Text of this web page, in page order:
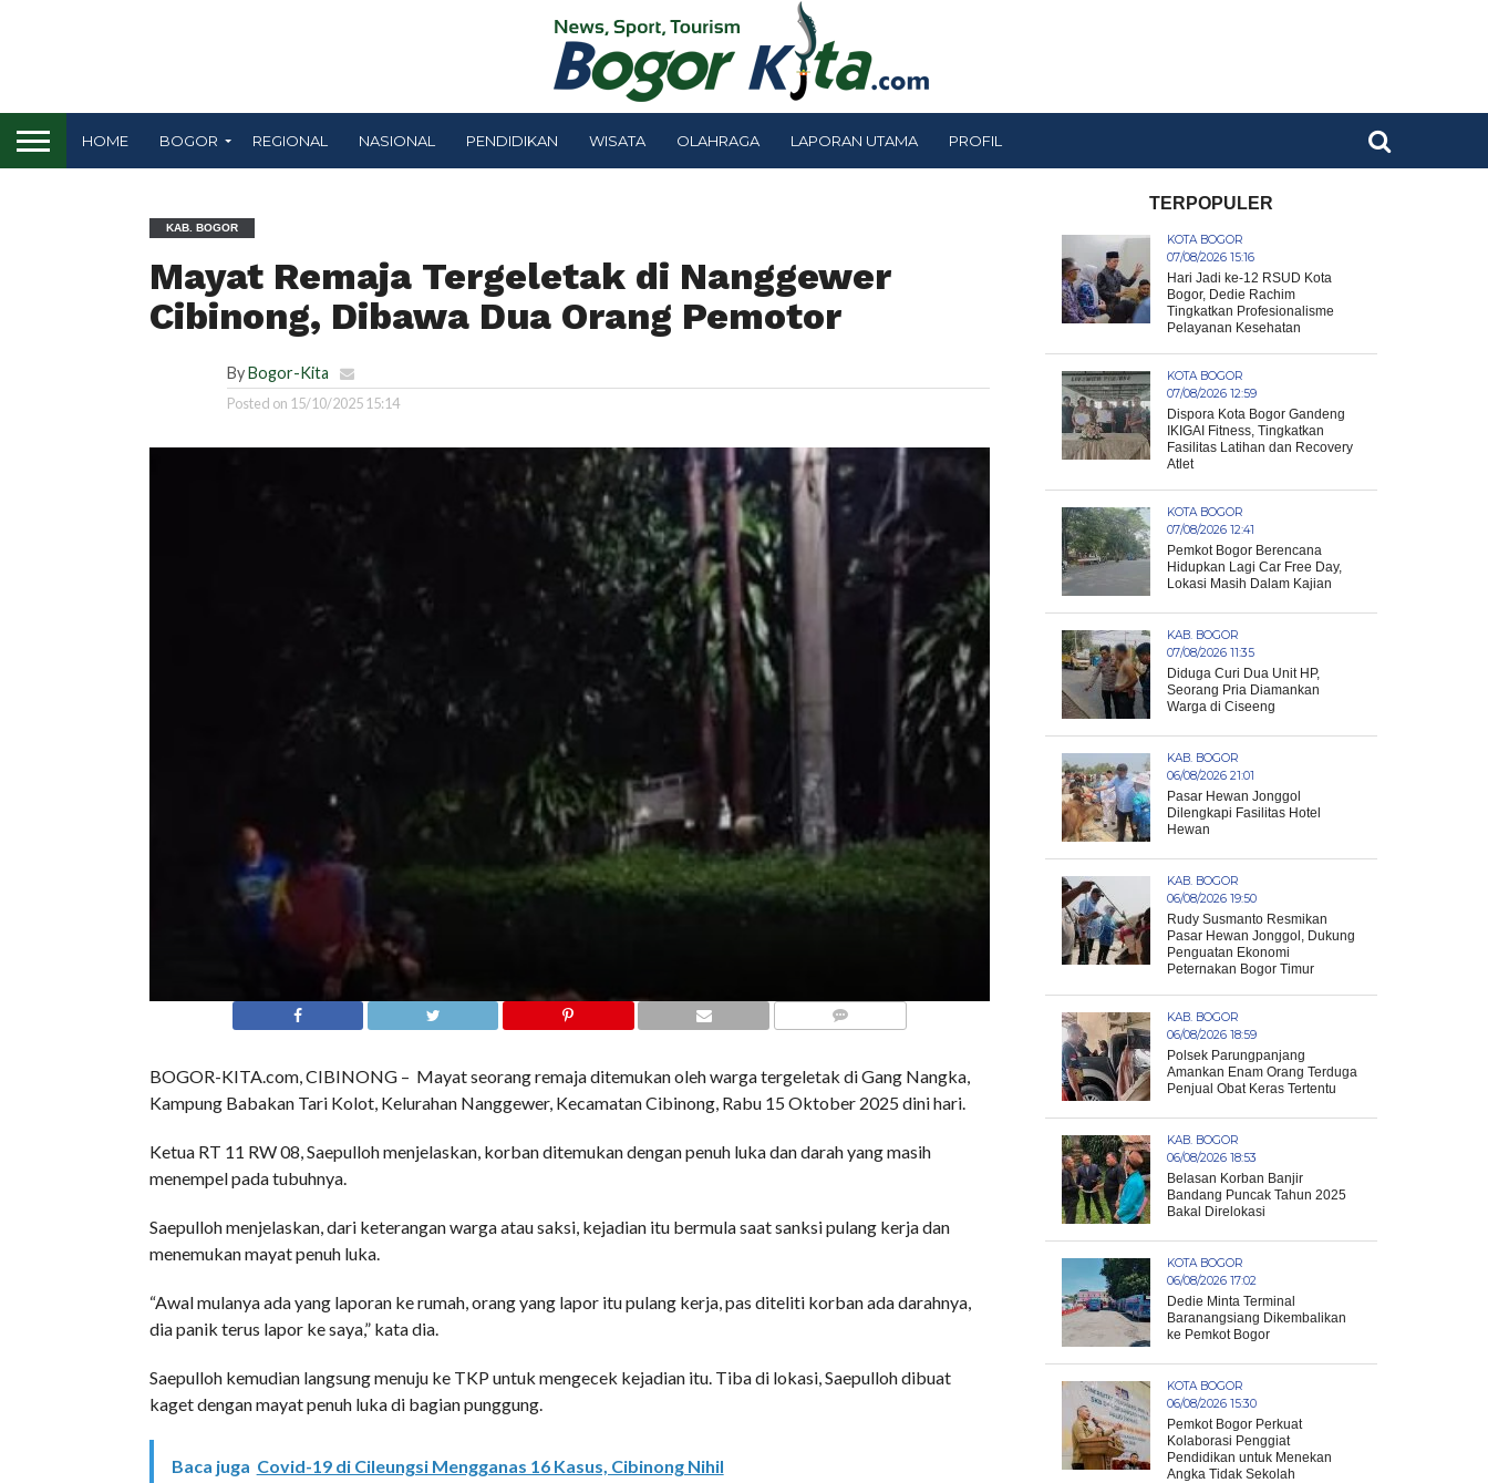
HOME BOGOR REGIONAL NASIONAL PENDIDIKAN WISATA OLAHRAGA LAPORAN UTAMA PROFIL
KAB. BOGOR
Mayat Remaja Tergeletak di Nanggewer
Cibinong, Dibawa Dua Orang Pemotor
ByBogor-Kita
Posted on 15/10/2025 15:14
BOGOR-KITA.com, CIBINONG – Mayat seorang remaja ditemukan oleh warga tergeletak di Gang Nangka,
Kampung Babakan Tari Kolot, Kelurahan Nanggewer, Kecamatan Cibinong, Rabu 15 Oktober 2025 dini hari.
Ketua RT 11 RW 08, Saepulloh menjelaskan, korban ditemukan dengan penuh luka dan darah yang masih
menempel pada tubuhnya.
Saepulloh menjelaskan, dari keterangan warga atau saksi, kejadian itu bermula saat sanksi pulang kerja dan
menemukan mayat penuh luka.
“Awal mulanya ada yang laporan ke rumah, orang yang lapor itu pulang kerja, pas diteliti korban ada darahnya,
dia panik terus lapor ke saya,” kata dia.
Saepulloh kemudian langsung menuju ke TKP untuk mengecek kejadian itu. Tiba di lokasi, Saepulloh dibuat
kaget dengan mayat penuh luka di bagian punggung.
Baca juga Covid-19 di Cileungsi Mengganas 16 Kasus, Cibinong Nihil
TERPOPULER
KOTA BOGOR
07/08/2026 15:16
Hari Jadi ke-12 RSUD Kota
Bogor, Dedie Rachim
Tingkatkan Profesionalisme
Pelayanan Kesehatan
KOTA BOGOR
07/08/2026 12:59
Dispora Kota Bogor Gandeng
IKIGAI Fitness, Tingkatkan
Fasilitas Latihan dan Recovery
Atlet
KOTA BOGOR
07/08/2026 12:41
Pemkot Bogor Berencana
Hidupkan Lagi Car Free Day,
Lokasi Masih Dalam Kajian
KAB. BOGOR
07/08/2026 11:35
Diduga Curi Dua Unit HP,
Seorang Pria Diamankan
Warga di Ciseeng
KAB. BOGOR
06/08/2026 21:01
Pasar Hewan Jonggol
Dilengkapi Fasilitas Hotel
Hewan
KAB. BOGOR
06/08/2026 19:50
Rudy Susmanto Resmikan
Pasar Hewan Jonggol, Dukung
Penguatan Ekonomi
Peternakan Bogor Timur
KAB. BOGOR
06/08/2026 18:59
Polsek Parungpanjang
Amankan Enam Orang Terduga
Penjual Obat Keras Tertentu
KAB. BOGOR
06/08/2026 18:53
Belasan Korban Banjir
Bandang Puncak Tahun 2025
Bakal Direlokasi
KOTA BOGOR
06/08/2026 17:02
Dedie Minta Terminal
Baranangsiang Dikembalikan
ke Pemkot Bogor
KOTA BOGOR
06/08/2026 15:30
Pemkot Bogor Perkuat
Kolaborasi Penggiat
Pendidikan untuk Menekan
Angka Tidak Sekolah